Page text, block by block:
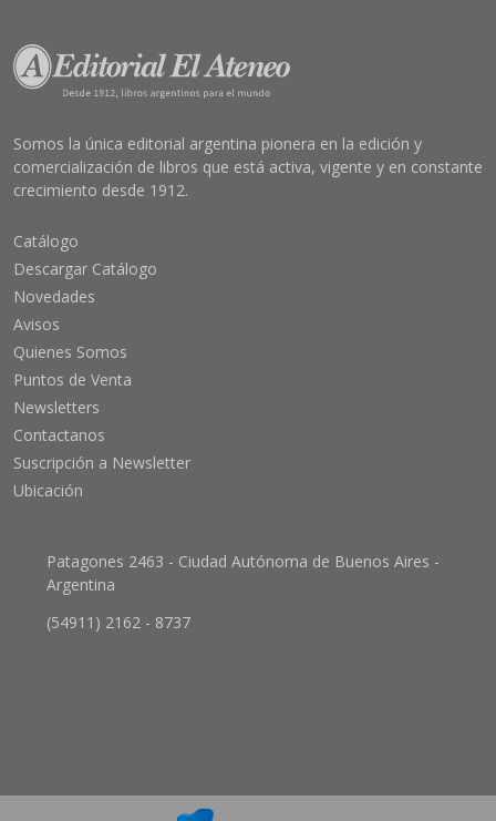
Somos la única editorial argentina pionera en la edición y
comercialización de libros que está activa, vigente y en constante
crecimiento desde 1912.
Catálogo
Descargar Catálogo
Novedades
Avisos
Quienes Somos
Puntos de Venta
Newsletters
Contactanos
Suscripción a Newsletter
Ubicación
Patagones 2463 - Ciudad Autónoma de Buenos Aires -
Argentina
(54911) 2162 - 8737